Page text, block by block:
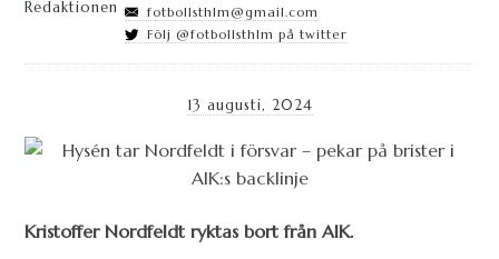
fotbollsthlm@gmail.com
Följ @fotbollsthlm på twitter
13 augusti, 2024
Kristoffer Nordfeldt ryktas bort från AIK.